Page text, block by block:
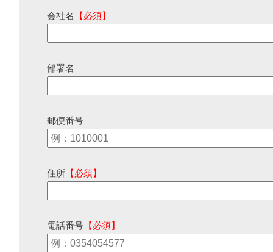
会社名 【必須】
部署名
郵便番号
住所 【必須】
電話番号 【必須】